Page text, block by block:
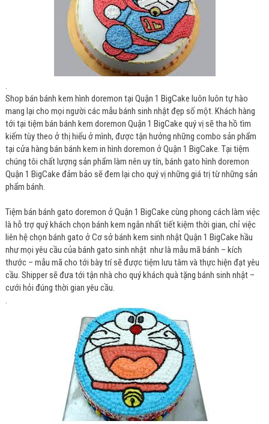
Shop bán bánh kem hình doremon tại Quận 1 BigCake luôn luôn tự hào
mang lại cho mọi người các mẫu bánh sinh nhật đẹp số một. Khách hàng
tới tại tiệm bán bánh kem doremon Quận 1 BigCake quý vị sẽ tha hồ tìm
kiếm tùy theo ở thị hiếu ở mình, được tận hưởng những combo sản phẩm
tại cửa hàng bán bánh kem in hình doremon ở Quận 1 BigCake. Tại tiệm
chúng tôi chất lượng sản phẩm làm nên uy tín, bánh gato hình doremon
Quận 1 BigCake đảm bảo sẽ đem lại cho quý vị những giá trị từ những sản
phẩm bánh.
Tiệm bán bánh gato doremon ở Quận 1 BigCake cùng phong cách làm việc
là hỗ trợ quý khách chọn bánh kem ngắn nhất tiết kiệm thời gian, chỉ việc
liên hệ chọn bánh gato ở Cơ sở bánh kem sinh nhật Quận 1 BigCake hầu
như mọi yêu cầu của bánh gato sinh nhật như là mẫu mã bánh – kích
thước – mẫu mã cho tới bày trí sẽ được tiệm lưu tâm và thực hiện đạt yêu
cầu. Shipper sẽ đưa tới tận nhà cho quý khách quà tặng bánh sinh nhật –
cưới hỏi đúng thời gian yêu cầu.